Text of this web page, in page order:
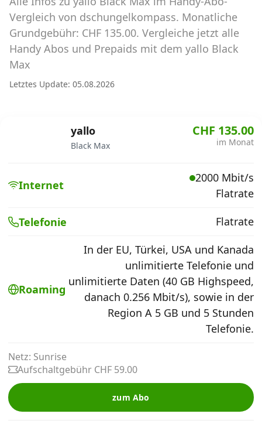
Abos für Tablets, Hotspots und Smart
Watches
Tarifrechner Handy-Abo
Alle Anbieter
Mobilfunknetz Schweiz
Handy-Abo kündigen oder
wechseln
Alle Mobile-Vergleiche
Internet, TV, Telefon
Kombi-Angebote
Vergleich von dschungelkompass. Monatliche
Grundgebühr: CHF 135.00. Vergleiche jetzt alle
Handy Abos und Prepaids mit dem yallo Black
Max
Letztes Update: 05.08.2026
yallo
Black Max
CHF 135.00
im Monat
Internet
2000 Mbit/s
Flatrate
Telefonie Flatrate
Roaming
In der EU, Türkei, USA und Kanada
unlimitierte Telefonie und
unlimitierte Daten (40 GB Highspeed,
danach 0.256 Mbit/s), sowie in der
Region A 5 GB und 5 Stunden
Telefonie.
Netz: Sunrise
Aufschaltgebühr CHF 59.00
zum Abo